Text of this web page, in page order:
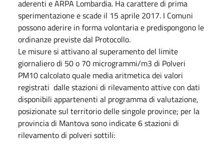
aderenti e ARPA Lombardia. Ha carattere di prima
sperimentazione e scade il 15 aprile 2017. I Comuni
possono aderire in forma volontaria e predispongono le
ordinanze previste dal Protocollo.
Le misure si attivano al superamento del limite
giornaliero di 50 o 70 microgrammi/m3 di Polveri
PM10 calcolato quale media aritmetica dei valori
registrati dalle stazioni di rilevamento attive con dati
disponibili appartenenti al programma di valutazione,
posizionate sul territorio delle singole province; per la
provincia di Mantova sono indicate 6 stazioni di
rilevamento di polveri sottili: